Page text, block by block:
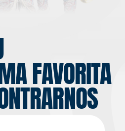
FAVORITA